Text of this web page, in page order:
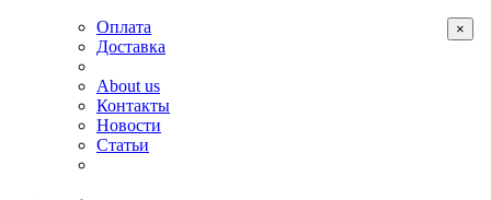
Оплата
Доставка
About us
Контакты
Новости
Статьи
×